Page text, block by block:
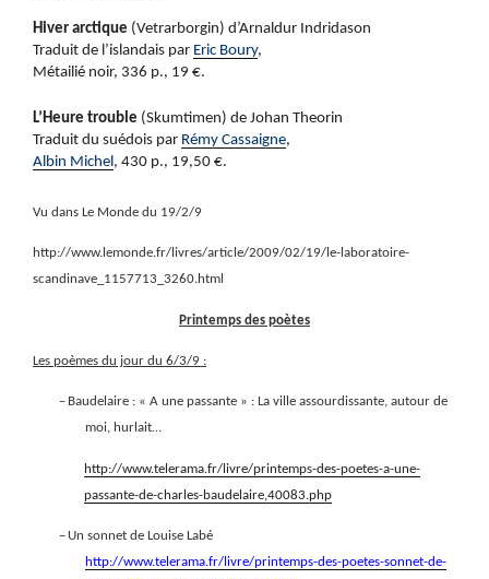
Hiver arctique (Vetrarborgin) d’Arnaldur Indridason
Traduit de l’islandais par Eric Boury,
Métailié noir, 336 p., 19 €.
L’Heure trouble (Skumtimen) de Johan Theorin
Traduit du suédois par Rémy Cassaigne,
Albin Michel, 430 p., 19,50 €.
Vu dans Le Monde du 19/2/9
http://www.lemonde.fr/livres/article/2009/02/19/le-laboratoire-
scandinave_1157713_3260.html
Printemps des poètes
Les poèmes du jour du 6/3/9 :
– Baudelaire : « A une passante » : La ville assourdissante, autour de
moi, hurlait…
http://www.telerama.fr/livre/printemps-des-poetes-a-une-
passante-de-charles-baudelaire,40083.php
– Un sonnet de Louise Labé
http://www.telerama.fr/livre/printemps-des-poetes-sonnet-de-